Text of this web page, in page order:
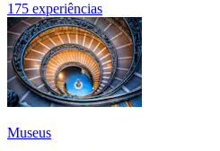
175 experiências
Museus